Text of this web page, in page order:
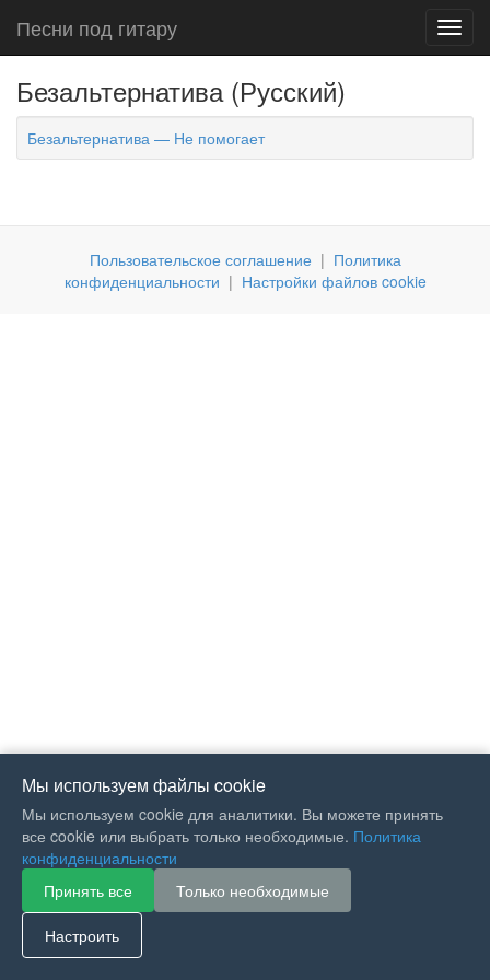
Песни под гитару
Безальтернатива (Русский)
Безальтернатива — Не помогает
Пользовательское соглашение | Политика
конфиденциальности | Настройки файлов cookie
Мы используем файлы cookie
Мы используем cookie для аналитики. Вы можете принять
все cookie или выбрать только необходимые. Политика
конфиденциальности
Принять все
Только необходимые
Настроить
If you like Guitar Songs, you
can buy me a coffee :)